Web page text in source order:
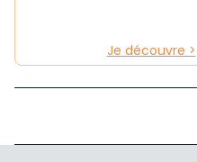
Je découvre >